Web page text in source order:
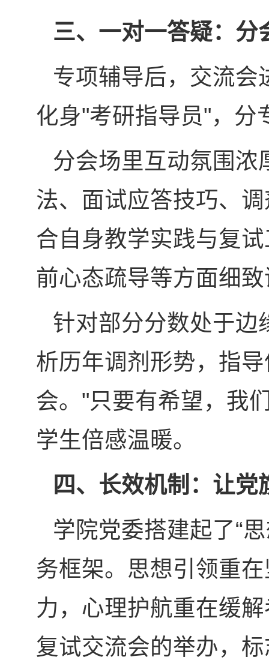
三、一对一答疑：分
专项辅导后，交流会
化身"考研指导员"，分
分会场里互动氛围浓
法、面试应答技巧、
合自身教学实践与复
前心态疏导等方面细
针对部分分数处于边
析历年调剂形势，指
会。"只要有希望，我
学生倍感温暖。
四、长效机制：让
学院党委搭建起了“
务框架。思想引领重
力，心理护航重在缓
复试交流会的举办，